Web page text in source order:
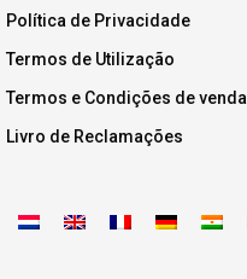
Política de Privacidade
Termos de Utilização
Termos e Condições de venda
Livro de Reclamações